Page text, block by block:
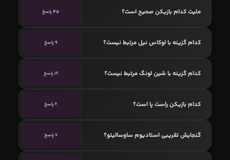
ملیت کدام بازیکن صحیح است؟ 45 پاسخ
کدام گزینه با لوكاس نيل مرتبط نیست؟ 9 پاسخ
کدام گزینه با شین لونگ مرتبط نیست؟ 16 پاسخ
کدام بازیکن راست پا است؟ 6 پاسخ
گنجایش تقریبی استادیوم ساوساليتو؟ 7 پاسخ